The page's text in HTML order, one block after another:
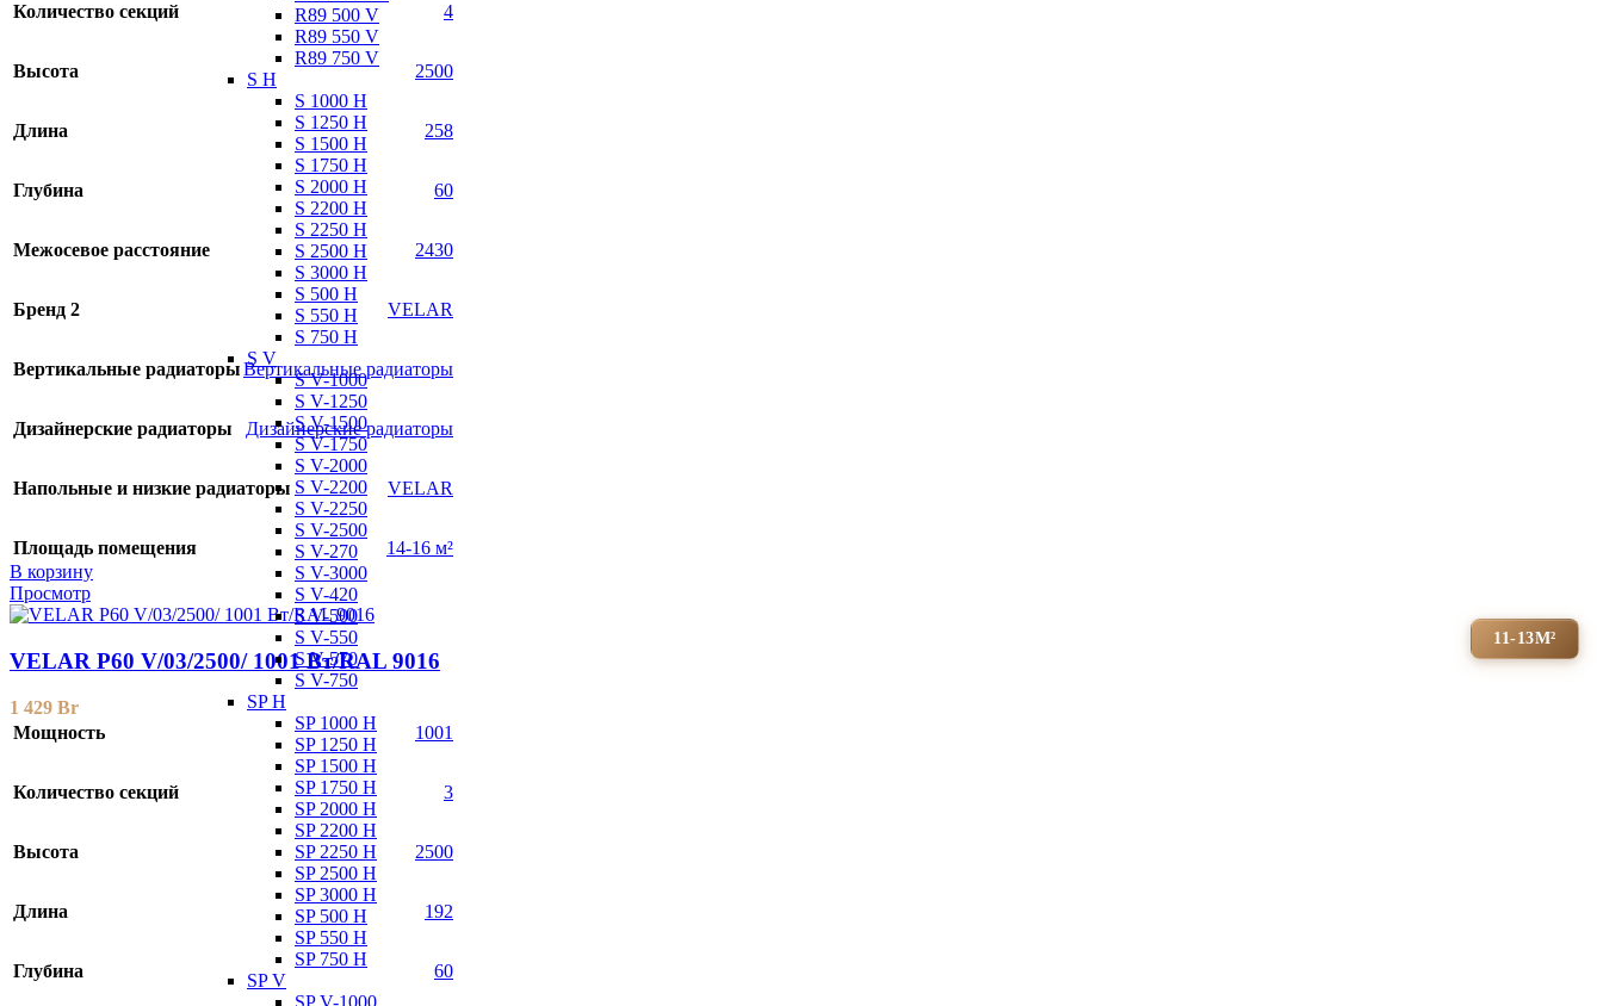
R89 500 V
R89 550 V
R89 750 V
S H
S 1000 H
S 1250 H
S 1500 H
S 1750 H
S 2000 H
S 2200 H
S 2250 H
S 2500 H
S 3000 H
S 500 H
S 550 H
S 750 H
S V
S V-1000
S V-1250
S V-1500
S V-1750
S V-2000
S V-2200
S V-2250
S V-2500
S V-270
S V-3000
S V-420
S V-500
S V-550
S V-570
S V-750
SP H
SP 1000 H
SP 1250 H
SP 1500 H
SP 1750 H
SP 2000 H
SP 2200 H
SP 2250 H
SP 2500 H
SP 3000 H
SP 500 H
SP 550 H
SP 750 H
SP V
SP V-1000
Количество секций 4
Высота 2500
Длина 258
Глубина 60
Межосевое расстояние 2430
Бренд 2 VELAR
Вертикальные радиаторыВертикальные радиаторы
Дизайнерские радиаторы Дизайнерские радиаторы
Напольные и низкие радиаторы VELAR
Площадь помещения
14-16 м²
В корзину
Просмотр
11-13М²
VELAR P60 V/03/2500/ 1001 Bт/RAL 9016
1 429 Br
Мощность
1001
Количество секций 3
Высота 2500
Длина 192
Глубина 60